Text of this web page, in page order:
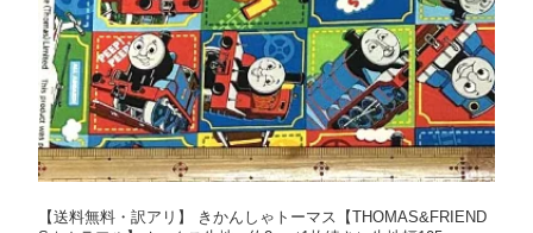
【送料無料・訳アリ】 きかんしゃトーマス【THOMAS&FRIEND